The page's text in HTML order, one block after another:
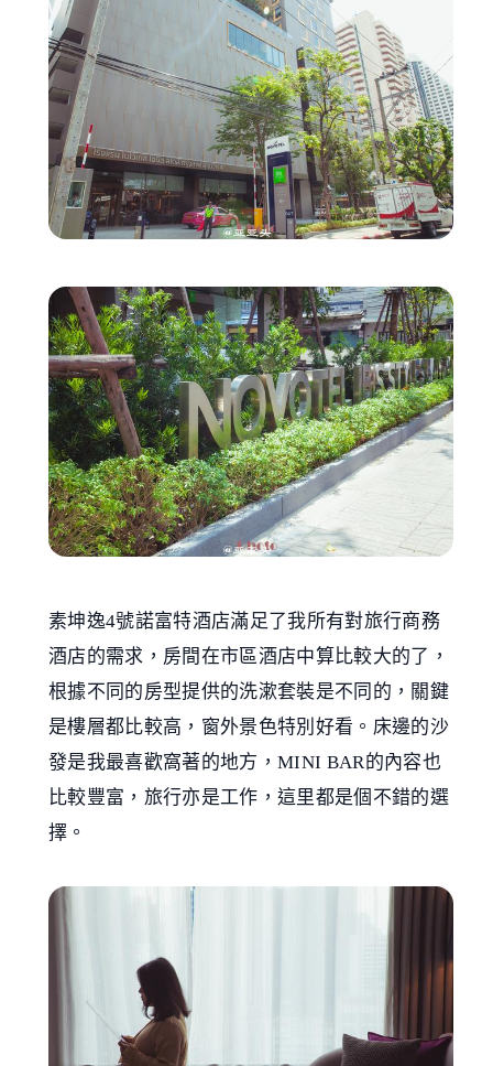
素坤逸4號諾富特酒店滿足了我所有對旅行商務
酒店的需求，房間在市區酒店中算比較大的了，
根據不同的房型提供的洗漱套裝是不同的，關鍵
是樓層都比較高，窗外景色特別好看。床邊的沙
發是我最喜歡窩著的地方，MINI BAR的內容也
比較豐富，旅行亦是工作，這里都是個不錯的選
擇。